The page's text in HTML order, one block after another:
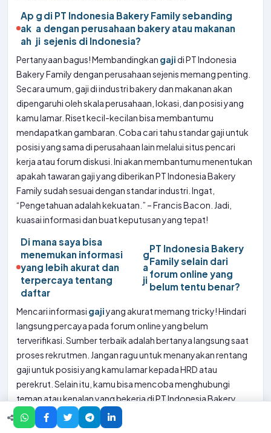
Ap
ak
ah
g
a
ji
di PT Indonesia Bakery Family sebanding
dengan perusahaan bakery atau makanan
sejenis di Indonesia?
Pertanyaan bagus! Membandingkan gajidi PT Indonesia
Bakery Family dengan perusahaan sejenis memang penting.
Secara umum, gaji di industri bakery dan makanan akan
dipengaruhi oleh skala perusahaan, lokasi, dan posisi yang
kamu lamar. Riset kecil-kecilan bisa membantumu
mendapatkan gambaran. Coba cari tahu standar gaji untuk
posisi yang sama di perusahaan lain melalui situs pencari
kerja atau forum diskusi. Ini akan membantumu menentukan
apakah tawaran gaji yang diberikan PT Indonesia Bakery
Family sudah sesuai dengan standar industri. Ingat,
“Pengetahuan adalah kekuatan.” – Francis Bacon. Jadi,
kuasai informasi dan buat keputusan yang tepat!
Di mana saya bisa
menemukan informasi
yang lebih akurat dan
terpercaya tentang
daftar
g
a
ji
PT Indonesia Bakery
Family selain dari
forum online yang
belum tentu benar?
Mencari informasi gajiyang akurat memang tricky! Hindari
langsung percaya pada forum online yang belum
terverifikasi. Sumber terbaik adalah bertanya langsung saat
proses rekrutmen. Jangan ragu untuk menanyakan rentang
gaji untuk posisi yang kamu lamar kepada HRD atau
perekrut. Selain itu, kamu bisa mencoba menghubungi
teman atau kenalan yang bekerja di PT Indonesia Bakery
Family (jika ada). Situs-situs
Jobstreet atau Glassdoor juga bisa memberikan gambaran,